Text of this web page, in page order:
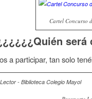
Cartel Concurso
a participar, tan solo